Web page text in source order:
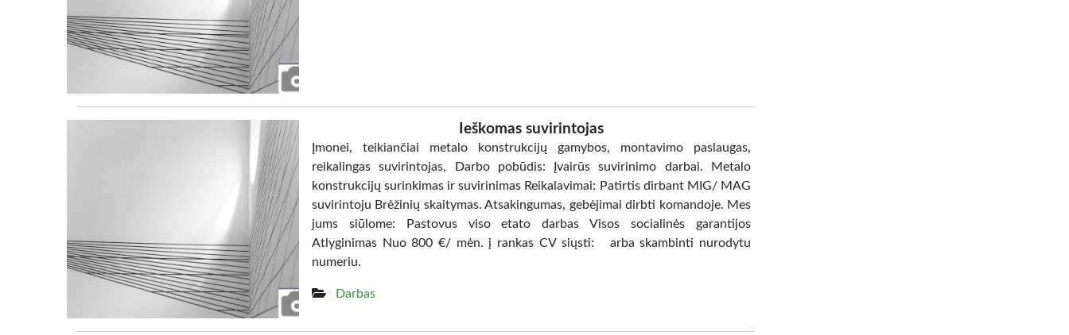
Ieškomas suvirintojas
Įmonei, teikiančiai metalo konstrukcijų gamybos, montavimo paslaugas,
reikalingas suvirintojas, Darbo pobūdis: Įvairūs suvirinimo darbai. Metalo
konstrukcijų surinkimas ir suvirinimas Reikalavimai: Patirtis dirbant MIG/ MAG
suvirintoju Brėžinių skaitymas. Atsakingumas, gebėjimai dirbti komandoje. Mes
jums siūlome: Pastovus viso etato darbas Visos socialinės garantijos
Atlyginimas Nuo 800 €/ mėn. į rankas CV siųsti: arba skambinti nurodytu
numeriu.
Darbas